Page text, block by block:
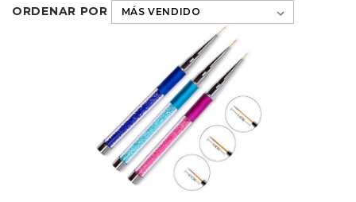
ORDENAR POR